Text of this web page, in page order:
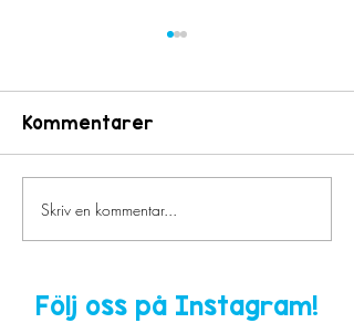
Terminsstart ht25
Kommentarer
Skriv en kommentar...
Följ oss på Instagram!